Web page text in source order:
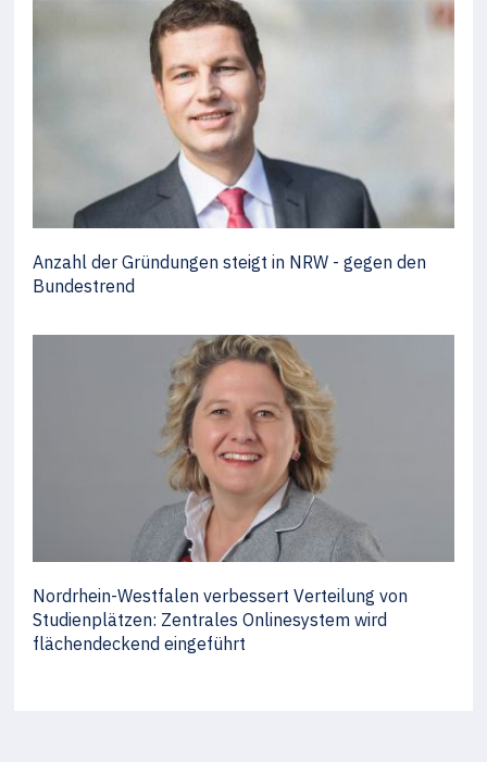
Anzahl der Gründungen steigt in NRW - gegen den
Bundestrend
Nordrhein-Westfalen verbessert Verteilung von
Studienplätzen: Zentrales Onlinesystem wird
flächendeckend eingeführt